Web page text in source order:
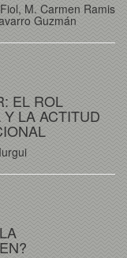
M. Carmen Ramis
Guzmán
EL ROL
LA ACTITUD